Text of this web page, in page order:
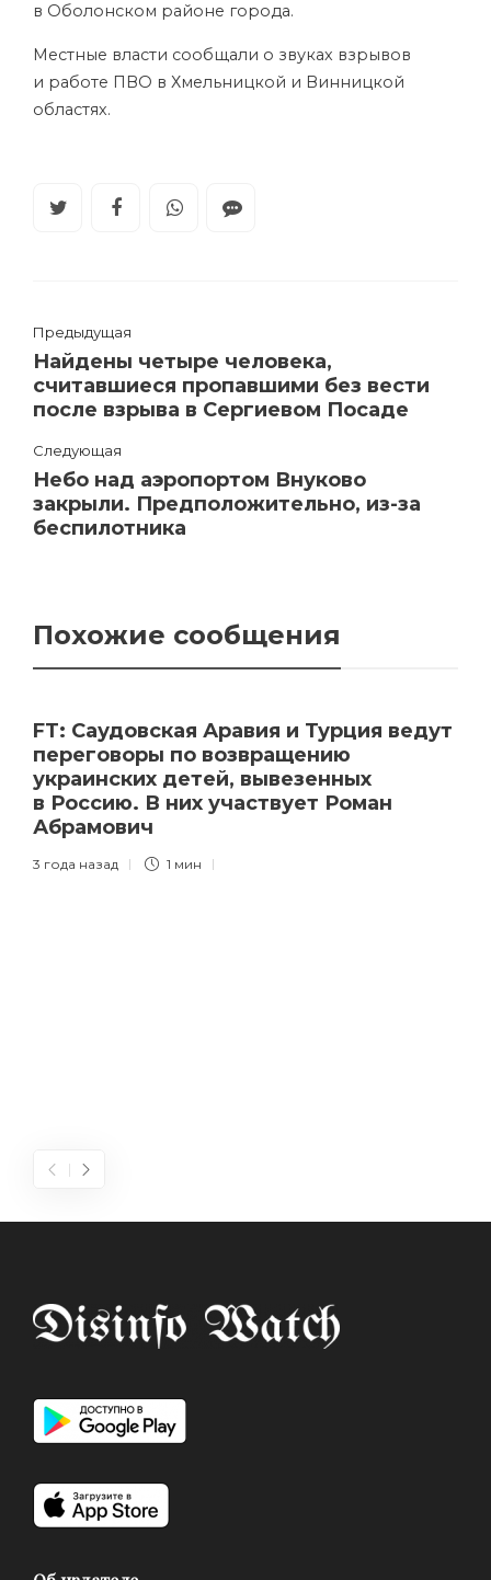
в Оболонском районе города.
Местные власти сообщали о звуках взрывов
и работе ПВО в Хмельницкой и Винницкой
областях.
Предыдущая
Найдены четыре человека,
считавшиеся пропавшими без вести
после взрыва в Сергиевом Посаде
Следующая
Небо над аэропортом Внуково
закрыли. Предположительно, из-за
беспилотника
Похожие сообщения
FT: Саудовская Аравия и Турция ведут
переговоры по возвращению
украинских детей, вывезенных
в Россию. В них участвует Роман
Абрамович
3 года назад 1 мин